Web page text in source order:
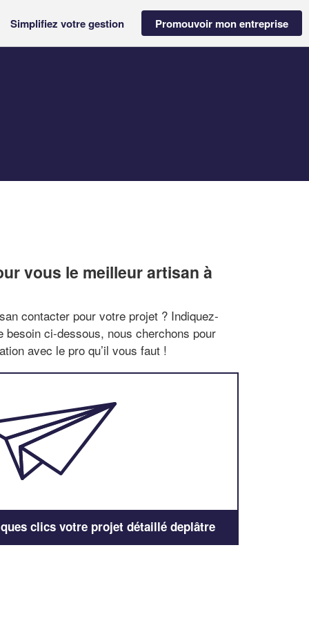
Simplifiez votre gestion Promouvoir mon entreprise
vous le meilleur artisan à
contacter pour votre projet ? Indiquez-
besoin ci-dessous, nous cherchons pour
avec le pro qu’il vous faut !
clics votre projet détaillé deplâtre